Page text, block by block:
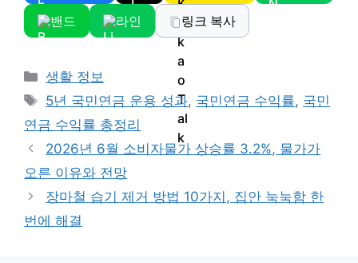
밴드 라인 링크 복사
Categories
생활 정보
Tags
5년 국민연금 운용 성과, 국민연금 수익률, 국민
연금 수익률 총정리
2026년 6월 소비자물가 상승률 3.2%, 물가가
오른 이유와 전망
장마철 습기 제거 방법 10가지, 집안 눅눅함 한
번에 해결